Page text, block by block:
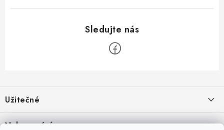
p
a
Užitečné
Kontakt
Nakupování